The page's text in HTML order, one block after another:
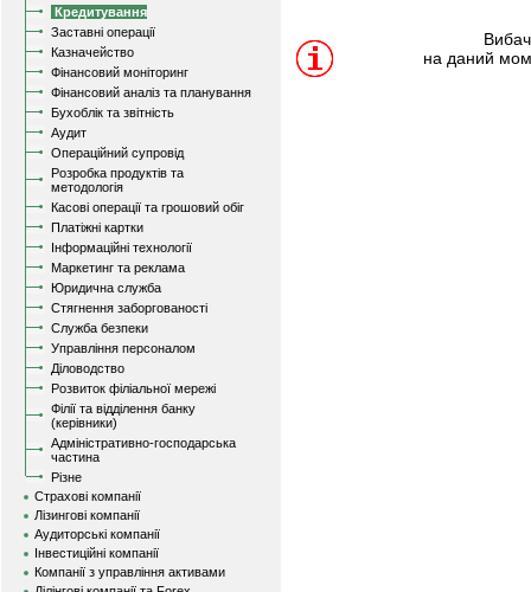
Кредитування
Заставні операції
Казначейство
Фінансовий моніторинг
Фінансовий аналіз та планування
Бухоблік та звітність
Аудит
Операційний супровід
Розробка продуктів та
методологія
Касові операції та грошовий обіг
Платіжні картки
Інформаційні технології
Маркетинг та реклама
Юридична служба
Стягнення заборгованості
Служба безпеки
Управління персоналом
Діловодство
Розвиток філіальної мережі
Філії та відділення банку
(керівники)
Адміністративно-господарська
частина
Різне
Страхові компанії
Лізингові компанії
Аудиторські компанії
Інвестиційні компанії
Компанії з управління активами
на даний